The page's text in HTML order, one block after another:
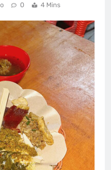
0 4 Mins